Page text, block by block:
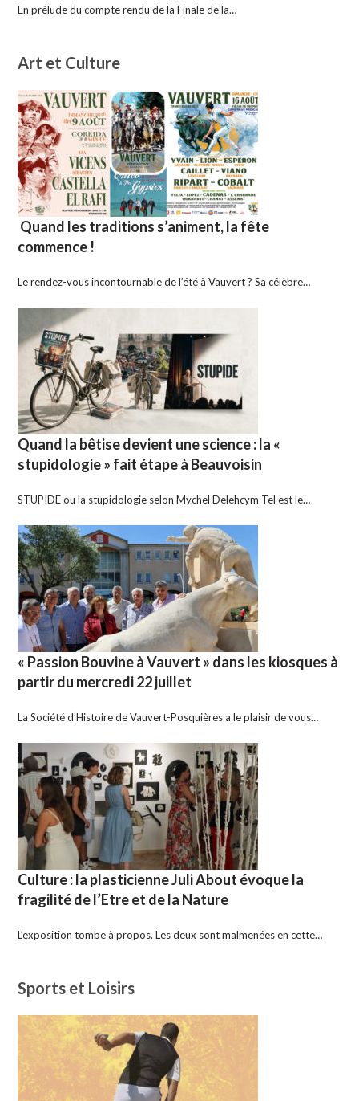
En prélude du compte rendu de la Finale de la…
Art et Culture
Quand les traditions s’animent, la fête
commence !
Le rendez-vous incontournable de l’été à Vauvert ? Sa célèbre…
Quand la bêtise devient une science : la «
stupidologie » fait étape à Beauvoisin
STUPIDE ou la stupidologie selon Mychel Delehcym Tel est le…
« Passion Bouvine à Vauvert » dans les kiosques à
partir du mercredi 22 juillet
La Société d’Histoire de Vauvert-Posquières a le plaisir de vous…
Culture : la plasticienne Juli About évoque la
fragilité de l’Etre et de la Nature
L’exposition tombe à propos. Les deux sont malmenées en cette…
Sports et Loisirs